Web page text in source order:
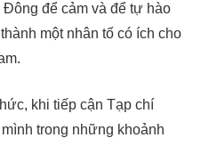
để cảm và để tự hào
một nhân tố có ích cho
khi tiếp cận Tạp chí
trong những khoảnh